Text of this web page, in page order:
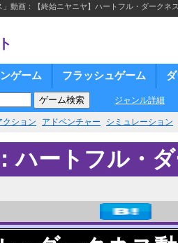
動画：【終始ニヤニヤ】ハートフル・ダークネ
ゲーム フラッシュゲーム
ジャンル詳細
クション アドベンチャー シミュレーション
ハートフル・